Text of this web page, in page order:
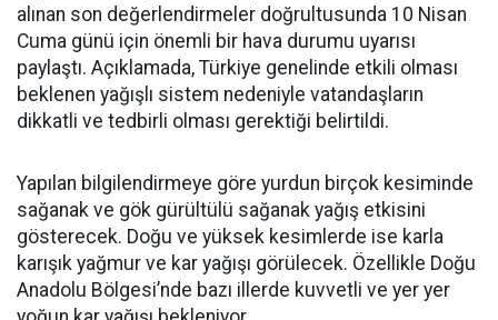
alınan son değerlendirmeler doğrultusunda 10 Nisan
Cuma günü için önemli bir hava durumu uyarısı
paylaştı. Açıklamada, Türkiye genelinde etkili olması
beklenen yağışlı sistem nedeniyle vatandaşların
dikkatli ve tedbirli olması gerektiği belirtildi.
Yapılan bilgilendirmeye göre yurdun birçok kesiminde
sağanak ve gök gürültülü sağanak yağış etkisini
gösterecek. Doğu ve yüksek kesimlerde ise karla
karışık yağmur ve kar yağışı görülecek. Özellikle Doğu
Anadolu Bölgesi’nde bazı illerde kuvvetli ve yer yer